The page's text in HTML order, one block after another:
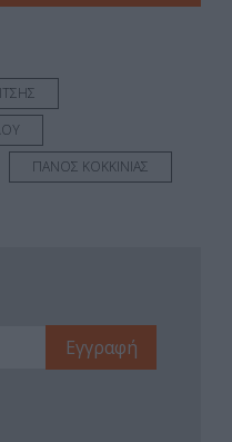
ΠΑΝΟΣ ΚΟΚΚΙΝΙΑΣ